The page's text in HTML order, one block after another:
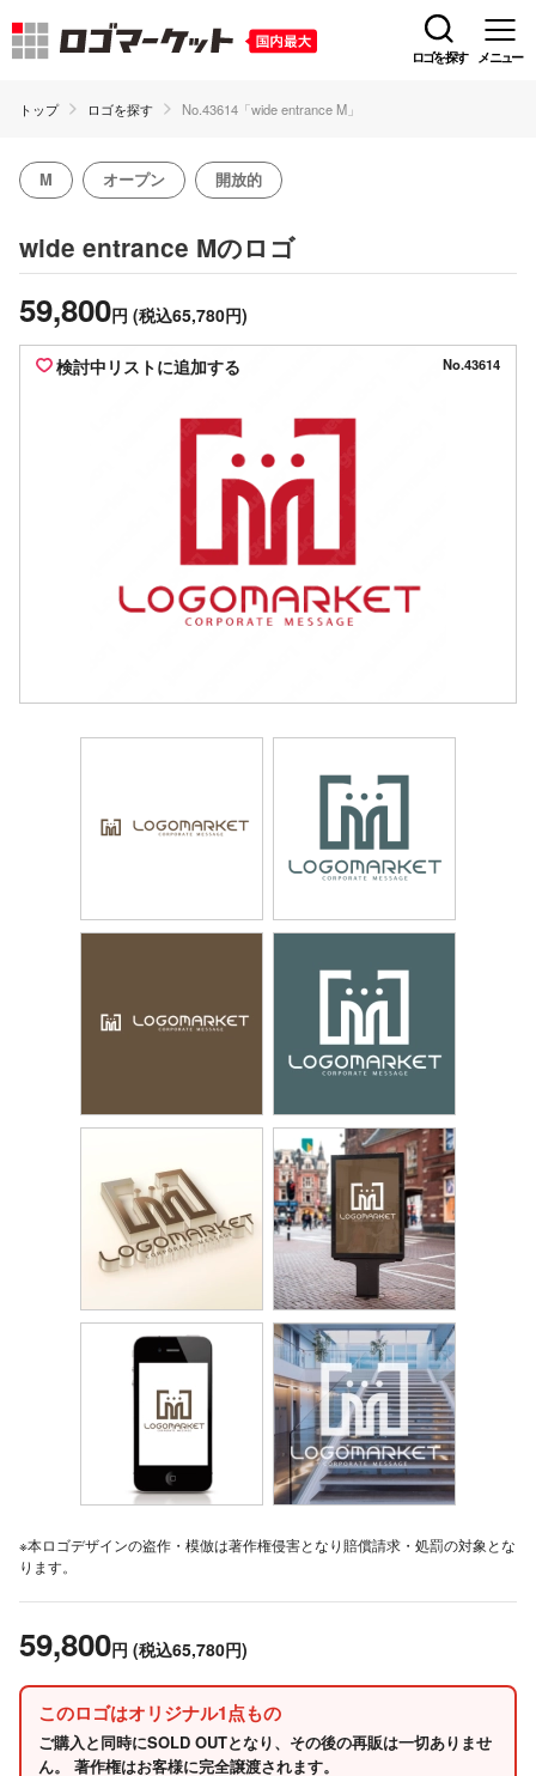
ロゴを探す メニュー
トップ ロゴを探す No.43614「wide entrance M」
M オープン 開放的
wide entrance Mのロゴ
59,800円 (税込65,780円)
検討中リストに追加する No.43614
※本ロゴデザインの盗作・模倣は著作権侵害となり賠償請求・処罰の対象とな
ります。
59,800円 (税込65,780円)
このロゴはオリジナル1点もの
ご購入と同時にSOLD OUTとなり、その後の再販は一切ありませ
ん。 著作権はお客様に完全譲渡されます。